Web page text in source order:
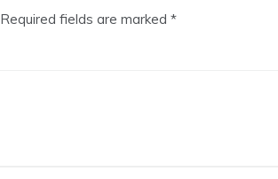
Required fields are marked *